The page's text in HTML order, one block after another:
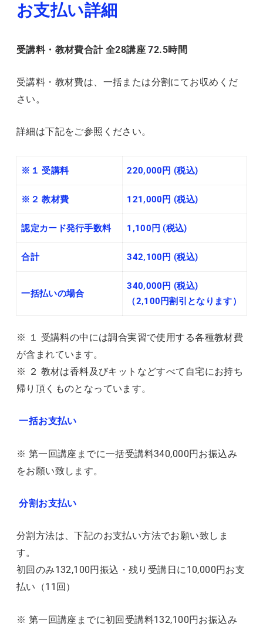
お支払い詳細
受講料・教材費合計 全28講座 72.5時間
受講料・教材費は、一括または分割にてお収めくだ
さい。
詳細は下記をご参照ください。
※１ 受講料 220,000円 (税込)
※２ 教材費 121,000円 (税込)
認定カード発行手数料 1,100円 (税込)
合計 342,100円 (税込)
一括払いの場合
340,000円 (税込)
（2,100円割引となります）
※ １ 受講料の中には調合実習で使用する各種教材費
が含まれています。
※ ２ 教材は香料及びキットなどすべて自宅にお持ち
帰り頂くものとなっています。
一括お支払い
※ 第一回講座までに一括受講料340,000円お振込み
をお願い致します。
分割お支払い
分割方法は、下記のお支払い方法でお願い致しま
す。
初回のみ132,100円振込・残り受講日に10,000円お支
払い（11回）
※ 第一回講座までに初回受講料132,100円お振込み